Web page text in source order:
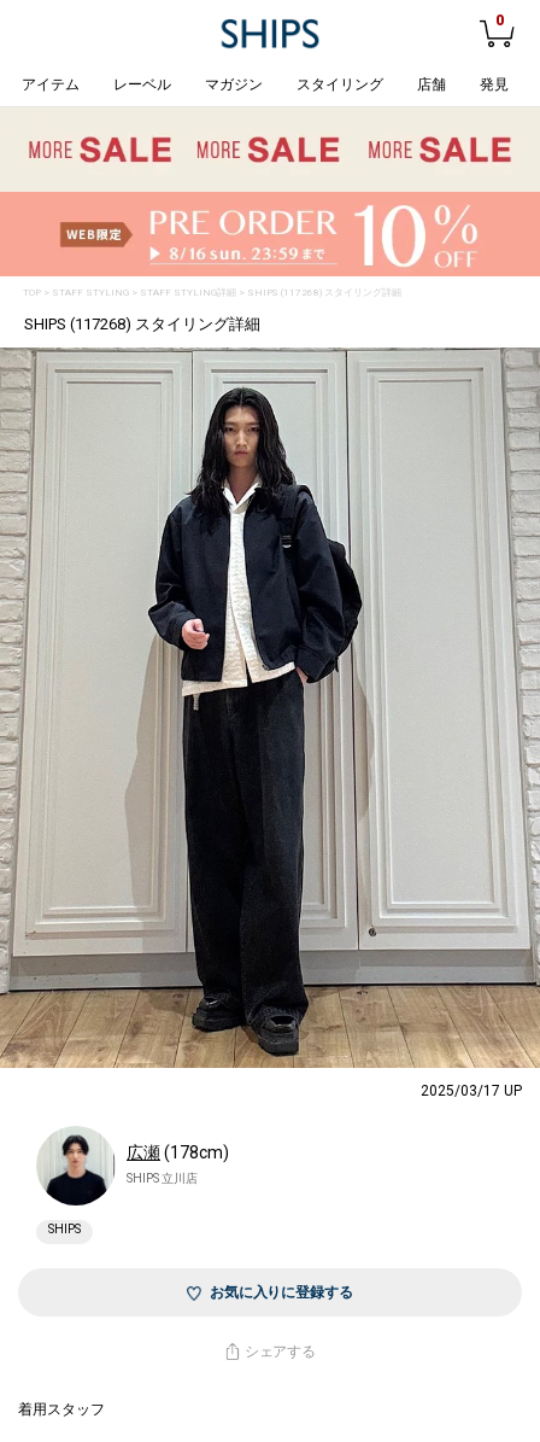
0
アイテム レーベル マガジン スタイリング 店舗 発見
TOP> STAFF STYLING> STAFF STYLING詳細 > SHIPS (117268) スタイリング詳細
SHIPS (117268) スタイリング詳細
2025/03/17 UP
広瀬(178cm)
SHIPS 立川店
SHIPS
お気に入りに登録する
シェアする
着用スタッフ